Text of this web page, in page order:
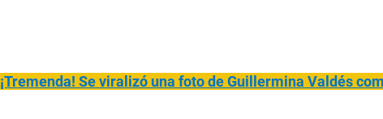
¡Tremenda! Se viralizó una foto de Guillermina Valdés